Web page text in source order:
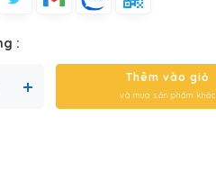
:
Thêm vào giỏ
và mua sản phẩm khác